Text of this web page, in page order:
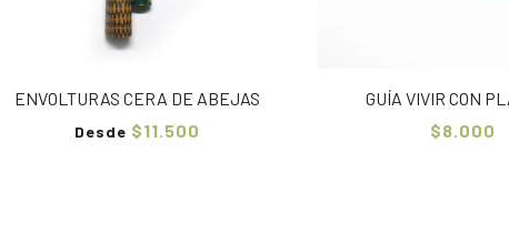
ENVOLTURAS CERA DE ABEJAS
Desde $11.500
GUÍA VIVIR CON
$8.000